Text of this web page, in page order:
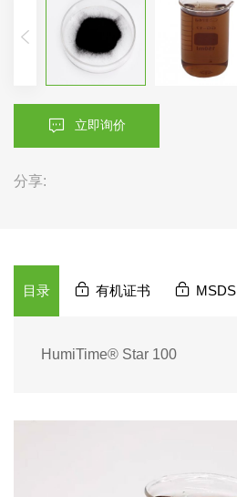
立即询价
分享:
目录 有机证书 MSDS
HumiTime® Star 100